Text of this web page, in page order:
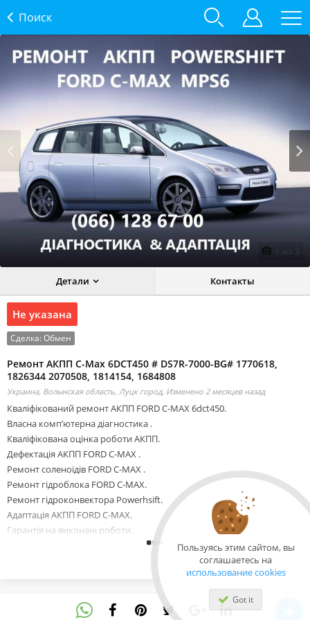
Пользуясь этим сайтом, вы
соглашаетесь на
использование cookies
Got it
Поиск
Детали Контакты
Не указана
Сделка: Обмен
Ремонт АКПП C-Max 6DCT450 # DS7R-7000-BG# 1770618,
1826344 2070508, 1814154, 1684808
Украина, Волынская область, Луцк город, Изменено 2 месяцев назад
Кваліфікований ремонт АКПП FORD C-MAX 6dct450.
Власна комп’ютерна діагностика .
Кваліфікована оцінка роботи АКПП.
Дефектація АКПП FORD C-MAX .
Ремонт соленоїдів FORD C-MAX .
Ремонт гідроблока FORD C-MAX.
Ремонт гідроконвектора Powerhsift.
Адаптація АКПП FORD C-MAX.
Гарантія на виконані роботи.
Запчастини в наявності, майстри на місці.
2070508, 1814154, 1684808, AM7M5R 7P099-AA, AMAV4R 7L516-AD,
1770618, 1826344, 1700050, 2035264, 1850527, 2258296, 1681757,